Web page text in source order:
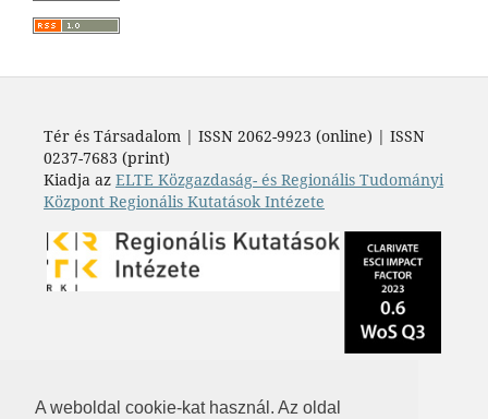
A weboldal cookie-kat használ. Az oldal
Tér és Társadalom | ISSN 2062-9923 (online) | ISSN
0237-7683 (print)
Kiadja az ELTE Közgazdaság- és Regionális Tudományi
Központ Regionális Kutatások Intézete